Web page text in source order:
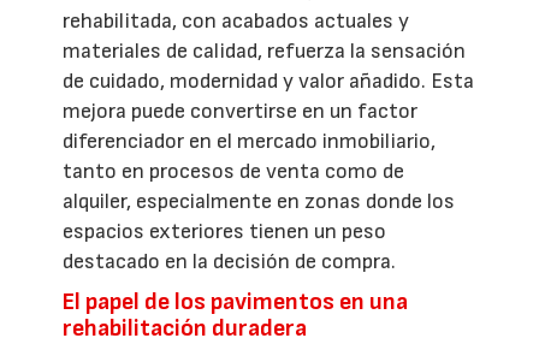
rehabilitada, con acabados actuales y
materiales de calidad, refuerza la sensación
de cuidado, modernidad y valor añadido. Esta
mejora puede convertirse en un factor
diferenciador en el mercado inmobiliario,
tanto en procesos de venta como de
alquiler, especialmente en zonas donde los
espacios exteriores tienen un peso
destacado en la decisión de compra.
El papel de los pavimentos en una
rehabilitación duradera